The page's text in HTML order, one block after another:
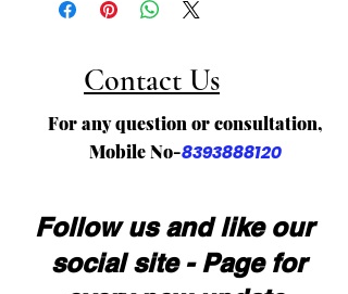
Contact Us
For any question or consultation,
Mobile No-8393888120
Follow us and like our
social site - Page for